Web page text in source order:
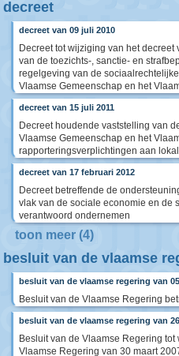
decreet
decreet van 09 juli 2010
Decreet tot wijziging van het
van de toezichts-, sanctie- en
regelgeving van de
Vlaamse Gemeenschap en het
decreet van 15 juli 2011
Decreet houdende vaststelling van
Vlaamse Gemeenschap en het
rapporteringsverplichtingen aan
decreet van 17 februari 2012
Decreet betreffende de
vlak van de sociale economie en de
verantwoord ondernemen
toon meer (4)
besluit van de vlaamse
besluit van de vlaamse regering van
Besluit van de Vlaamse Regering
besluit van de vlaamse regering van
Besluit van de Vlaamse Regering
Vlaamse Regering van 30 maart